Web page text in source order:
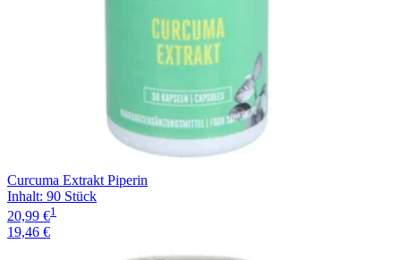
Curcuma Extrakt Piperin
Inhalt: 90 Stück
20,99 €1
19,46 €